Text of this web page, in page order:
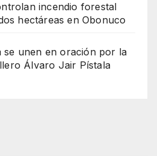
incendio forestal
hectáreas en Obonuco
se unen en oración por la
Álvaro Jair Pístala